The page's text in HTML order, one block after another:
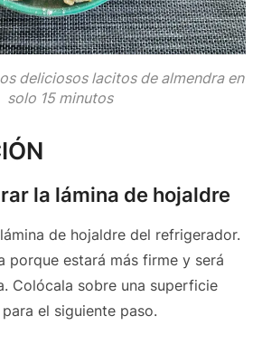
deliciosos lacitos de almendra en
solo 15 minutos
la lámina de hojaldre
de hojaldre del refrigerador.
porque estará más firme y será
Colócala sobre una superficie
el siguiente paso.